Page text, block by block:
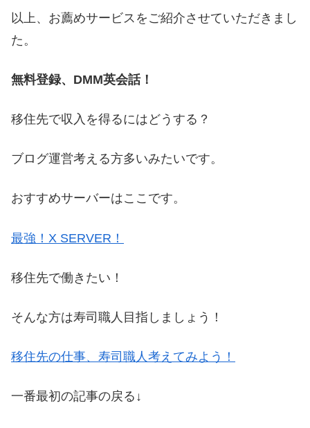
以上、お薦めサービスをご紹介させていただきまし
た。
無料登録、DMM英会話！
移住先で収入を得るにはどうする？
ブログ運営考える方多いみたいです。
おすすめサーバーはここです。
最強！X SERVER！
移住先で働きたい！
そんな方は寿司職人目指しましょう！
移住先の仕事、寿司職人考えてみよう！
一番最初の記事の戻る↓